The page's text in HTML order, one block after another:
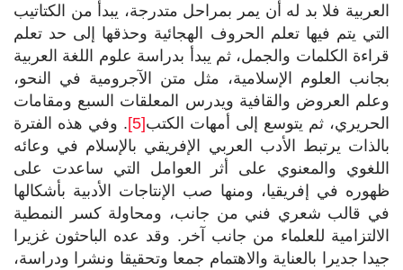
العربية فلا بد له أن يمر بمراحل متدرجة، يبدأ من الكتاتيب
التي يتم فيها تعلم الحروف الهجائية وحذقها إلى حد تعلم
قراءة الكلمات والجمل، ثم يبدأ بدراسة علوم اللغة العربية
بجانب العلوم الإسلامية، مثل متن الآجرومية في النحو،
وعلم العروض والقافية ويدرس المعلقات السبع ومقامات
الحريري، ثم يتوسع إلى أمهات الكتب[5]
. وفي هذه الفترة
بالذات يرتبط الأدب العربي الإفريقي بالإسلام في وعائه
اللغوي والمعنوي على أثر العوامل التي ساعدت على
ظهوره في إفريقيا، ومنها صب الإنتاجات الأدبية بأشكالها
في قالب شعري فني من جانب، ومحاولة كسر النمطية
الالتزامية للعلماء من جانب آخر. وقد عده الباحثون غزيرا
جيدا جديرا بالعناية والاهتمام جمعا وتحقيقا ونشرا ودراسة،